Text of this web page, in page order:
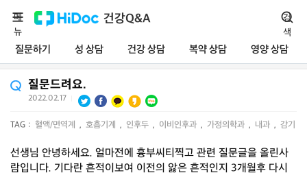
건강Q&A
질문하기 성 상담 건강 상담 복약 상담 영양 상담
메
뉴
검
색
질문드려요.
2022.02.17
TAG : 혈액/면역계 , 호흡기계 , 인후두 , 이비인후과 , 가정의학과 , 내과 , 감기
선생님 안녕하세요. 얼마전에 흉부씨티찍고 관련 질문글을 올린사
람입니다. 기다란 흔적이보여 이전의 앓은 흔적인지 3개월후 다시